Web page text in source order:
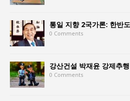
통일 지향 2국가론: 한반
0 Comments
강산건설 박재윤 강제추
0 Comments